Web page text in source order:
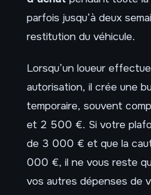
parfois jusqu’à deux
restitution du véhicule.
Lorsqu’un loueur
autorisation, il crée une
temporaire, souvent
et 2 500 €. Si votre
de 3 000 € et que la
000 €, il ne vous reste
vos autres dépenses de